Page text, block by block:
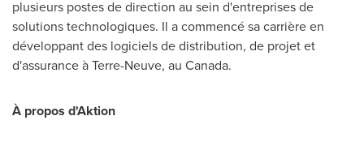
plusieurs postes de direction au sein d'entreprises de
solutions technologiques. Il a commencé sa carrière en
développant des logiciels de distribution, de projet et
d'assurance à Terre-Neuve, au Canada.
À propos d'Aktion